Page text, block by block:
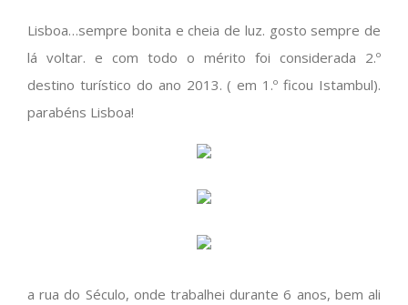
Lisboa…sempre bonita e cheia de luz. gosto sempre de
lá voltar. e com todo o mérito foi considerada 2.º
destino turístico do ano 2013. ( em 1.º ficou Istambul).
parabéns Lisboa!
a rua do Século, onde trabalhei durante 6 anos, bem ali